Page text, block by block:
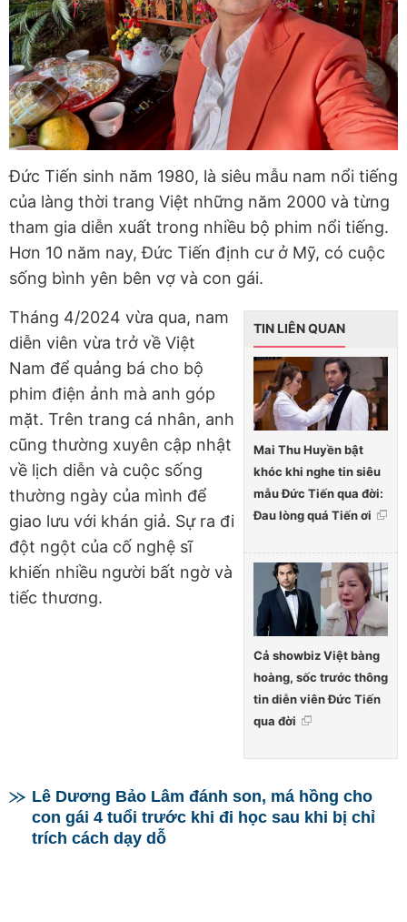
Đức Tiến sinh năm 1980, là siêu mẫu nam nổi tiếng
của làng thời trang Việt những năm 2000 và từng
tham gia diễn xuất trong nhiều bộ phim nổi tiếng.
Hơn 10 năm nay, Đức Tiến định cư ở Mỹ, có cuộc
sống bình yên bên vợ và con gái.
TIN LIÊN QUAN
Mai Thu Huyền bật
khóc khi nghe tin siêu
mẫu Đức Tiến qua đời:
Đau lòng quá Tiến ơi
Cả showbiz Việt bàng
hoàng, sốc trước thông
tin diễn viên Đức Tiến
qua đời
Tháng 4/2024 vừa qua, nam
diễn viên vừa trở về Việt
Nam để quảng bá cho bộ
phim điện ảnh mà anh góp
mặt. Trên trang cá nhân, anh
cũng thường xuyên cập nhật
về lịch diễn và cuộc sống
thường ngày của mình để
giao lưu với khán giả. Sự ra đi
đột ngột của cố nghệ sĩ
khiến nhiều người bất ngờ và
tiếc thương.
Lê Dương Bảo Lâm đánh son, má hồng cho
con gái 4 tuổi trước khi đi học sau khi bị chỉ
trích cách dạy dỗ